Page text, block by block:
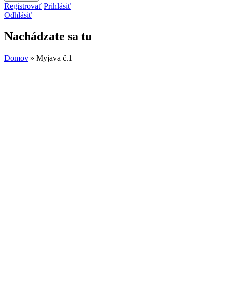
Registrovať Prihlásiť
Odhlásiť
Nachádzate sa tu
Domov » Myjava č.1